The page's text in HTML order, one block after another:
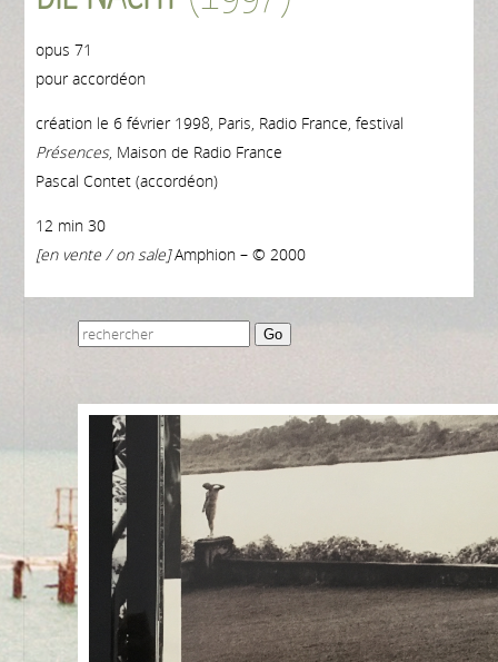
opus 71
pour accordéon
création le 6 février 1998, Paris, Radio France, festival
Présences, Maison de Radio France
Pascal Contet (accordéon)
12 min 30
[en vente / on sale]Amphion – © 2000
Go